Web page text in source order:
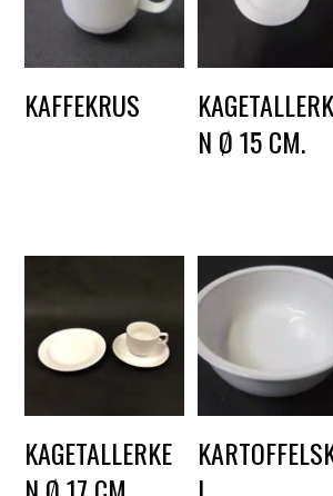
KAFFEKRUS
N Ø 15 CM.
KAGETALLERKE